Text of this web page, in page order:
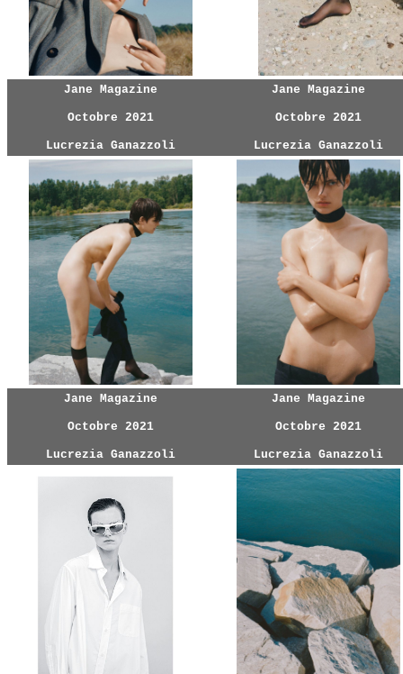
Jane Magazine
Octobre 2021
Lucrezia Ganazzoli
Jane Magazine
Octobre 2021
Lucrezia Ganazzoli
Jane Magazine
Octobre 2021
Lucrezia Ganazzoli
Jane Magazine
Octobre 2021
Lucrezia Ganazzoli